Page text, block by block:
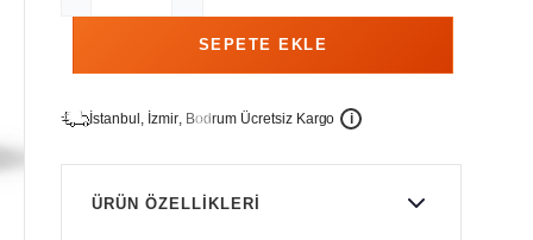
İstanbu , İzmir, Bodrum Ücretsiz Kargo i
ÜRÜN ÖZELLIKLERI